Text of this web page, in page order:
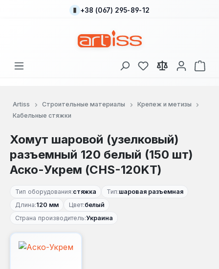
Перейти к основному содержанию
+38 (067) 295-89-12
У вас есть товары
В
Artiss Строительные материалы
Крепеж и метизы
Кабельные стяжки
Хомут шаровой (узелковый)
разъемный 120 белый (150 шт)
Аско-Укрем (CHS-120KT)
Тип оборудования:стяжка Тип:шаровая разъемная
Длина:120 мм Цвет:белый
Страна производитель:Украина